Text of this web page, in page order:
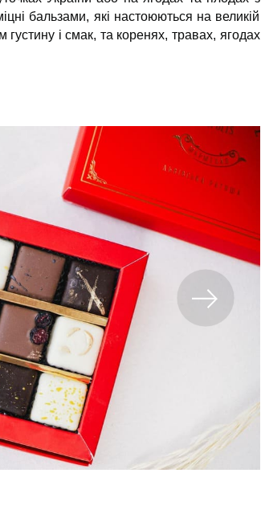
бальзами, які настоюються на великій
густину і смак, та коренях, травах, ягодах